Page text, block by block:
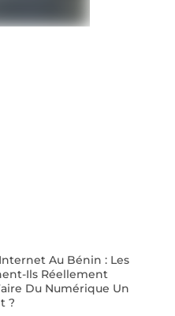
Au Bénin : Les
Ils Réellement
Du Numérique Un
?